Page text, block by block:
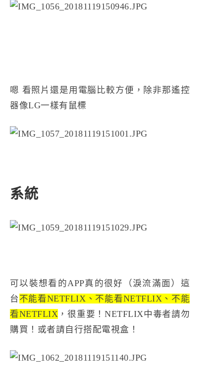
嗯 看照片還是用電腦比較方便，除非那遙控
器像LG一樣有鼠標
系統
可以裝想看的APP真的很好（淚流滿面）這
台 不能看NETFLIX、不能看NETFLIX、不能
看NETFLIX ，很重要！NETFLIX中毒者請勿
購買！或者請自行搭配電視盒！